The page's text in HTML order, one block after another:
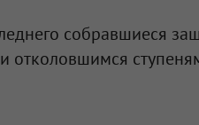
собравшиеся